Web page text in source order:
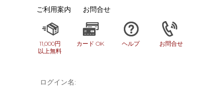
ご利用案内 お問合せ
11,000円
以上無料
カード OK ヘルプ お問合せ
ログイン名: